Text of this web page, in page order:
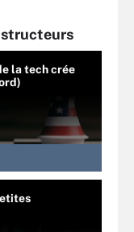
la tech crée